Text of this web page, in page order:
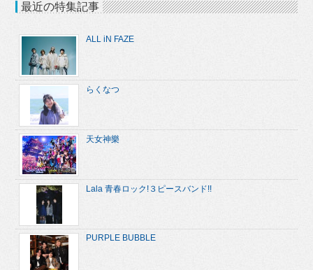
最近の特集記事
ALL iN FAZE
らくなつ
天女神樂
Lala 青春ロック!３ピースバンド!!
PURPLE BUBBLE